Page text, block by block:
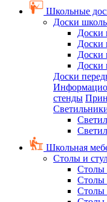
Школьные
Доски
Доски
Доски
Доски
Доски
Доски
стенды
Школьная
Столы и
Столы
Столы
Столы